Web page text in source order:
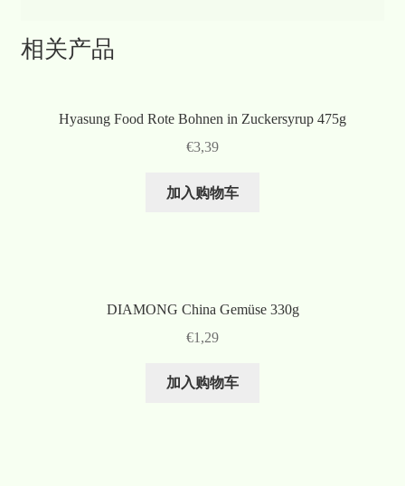
相关产品
Hyasung Food Rote Bohnen in Zuckersyrup 475g
€3,39
加入购物车
DIAMONG China Gemüse 330g
€1,29
加入购物车